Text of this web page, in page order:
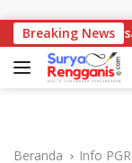
Breaking News
Revitalisasi TK
Beranda Info